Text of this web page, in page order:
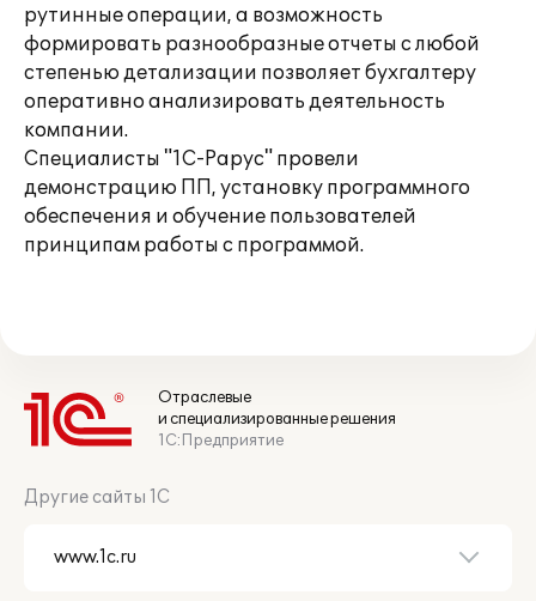
рутинные операции, а возможность
формировать разнообразные отчеты с любой
степенью детализации позволяет бухгалтеру
оперативно анализировать деятельность
компании.
Специалисты "1С-Рарус" провели
демонстрацию ПП, установку программного
обеспечения и обучение пользователей
принципам работы с программой.
Отраслевые
и специализированные решения
1С:Предприятие
Другие сайты 1С